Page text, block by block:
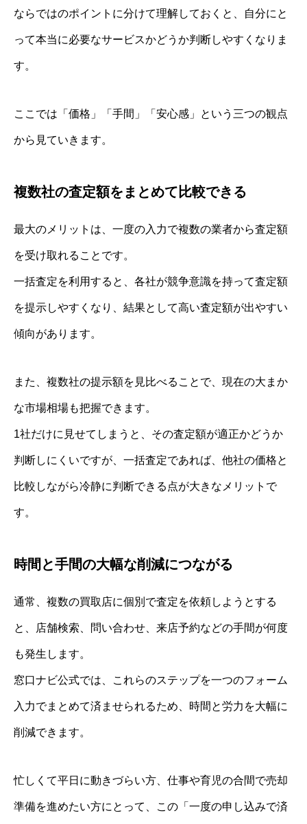
ならではのポイントに分けて理解しておくと、自分にと
って本当に必要なサービスかどうか判断しやすくなりま
す。
ここでは「価格」「手間」「安心感」という三つの観点
から見ていきます。
複数社の査定額をまとめて比較できる
最大のメリットは、一度の入力で複数の業者から査定額
を受け取れることです。
一括査定を利用すると、各社が競争意識を持って査定額
を提示しやすくなり、結果として高い査定額が出やすい
傾向があります。
また、複数社の提示額を見比べることで、現在の大まか
な市場相場も把握できます。
1社だけに見せてしまうと、その査定額が適正かどうか
判断しにくいですが、一括査定であれば、他社の価格と
比較しながら冷静に判断できる点が大きなメリットで
す。
時間と手間の大幅な削減につながる
通常、複数の買取店に個別で査定を依頼しようとする
と、店舗検索、問い合わせ、来店予約などの手間が何度
も発生します。
窓口ナビ公式では、これらのステップを一つのフォーム
入力でまとめて済ませられるため、時間と労力を大幅に
削減できます。
忙しくて平日に動きづらい方、仕事や育児の合間で売却
準備を進めたい方にとって、この「一度の申し込みで済